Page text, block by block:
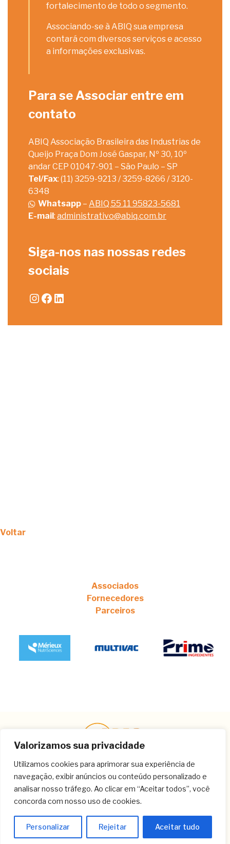
Valorizamos sua privacidade
Utilizamos cookies para aprimorar sua experiência de
navegação, exibir anúncios ou conteúdo personalizado e
analisar nosso tráfego. Ao clicar em “Aceitar todos”, você
concorda com nosso uso de cookies.
Personalizar Rejeitar Aceitar tudo
fortalecimento de todo o segmento.
Associando-se à ABIQ sua empresa
contará com diversos serviços e acesso
a informações exclusivas.
Para se Associar entre em
contato
ABIQ Associação Brasileira das Industrias de
Queijo Praça Dom José Gaspar, Nº 30, 10º
andar CEP 01047-901 – São Paulo – SP
Tel/Fax: (11) 3259-9213 / 3259-8266 / 3120-
6348
Whatsapp – ABIQ 55 11 95823-5681
E-mail: administrativo@abiq.com.br
Siga-nos nas nossas redes
sociais
Instagram
Facebook
LinkedIn
Voltar
Associados
Fornecedores
Parceiros
Contato
(11) 3259-8266